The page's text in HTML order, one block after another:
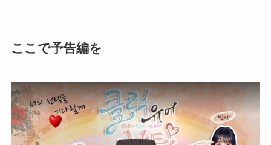
ここで予告編を
この動画を YouTube で視聴